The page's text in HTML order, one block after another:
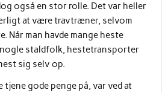
også en stor rolle. Det var heller
at være travtræner, selvom
Når man havde mange heste
nogle staldfolk, hestetransporter
sig selv op.
tjene gode penge på, var ved at